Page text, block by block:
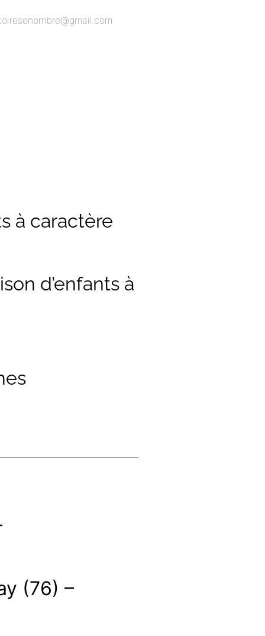
à caractère
d’enfants à
(76) –